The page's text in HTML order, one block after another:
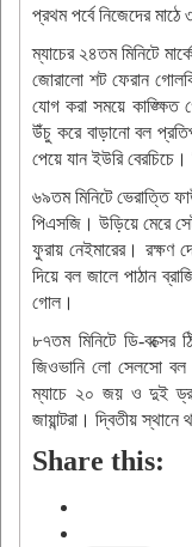
প্রথম পর্বে নিজেদের
ম্যাচের ২৪তম মিনিটে
জোরালো শট ফেরান
যোগ করা সময়ে কাঙ্ক্ষিত
উঁচু করে বাড়ানো বল
পেয়ে যান ইউরি
৬৯তম মিনিটে ভেরাত্তি
পিএসজি। উড়িয়ে মেরে
ফুরায় নেইমারের। রক্ষণ
দিয়ে বল জালে পাঠান
গোল।
৮৭তম মিনিটে ডি-বক্সের
জিওভানি লো সেলসো বল
ম্যাচে ২০ জয় ও দুই
জায়ান্টরা। দ্বিতীয় স্থানে
Share this: